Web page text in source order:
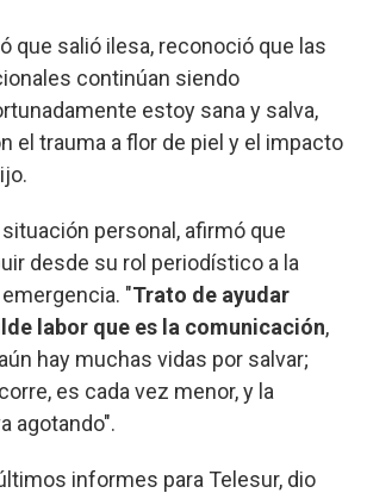
que salió ilesa, reconoció que las
continúan siendo
estoy sana y salva,
el trauma a flor de piel y el impacto
personal, afirmó que
desde su rol periodístico a la
"Trato de ayudar
labor que es la comunicación,
hay muchas vidas por salvar;
es cada vez menor, y la
agotando".
informes para Telesur, dio